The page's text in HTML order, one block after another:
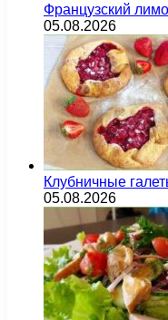
Французский
05.08.2026
Клубничные
05.08.2026